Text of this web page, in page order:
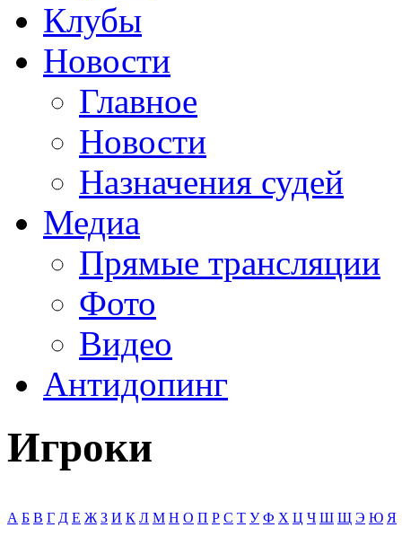
Клубы
Новости
Главное
Новости
Назначения судей
Медиа
Прямые трансляции
Фото
Видео
Антидопинг
Игроки
А Б В Г Д Е Ж З И К Л М Н О П Р С Т У Ф Х Ц Ч Ш Щ Э Ю Я